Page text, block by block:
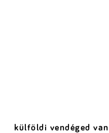
külföldi vendéged van